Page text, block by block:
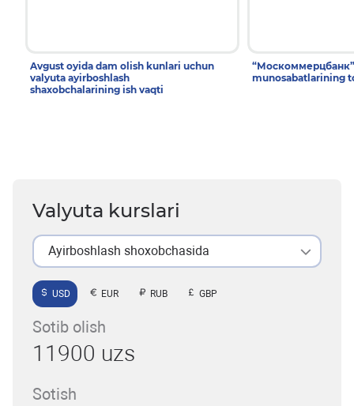
Avgust oyida dam olish kunlari uchun
valyuta ayirboshlash
shaxobchalarining ish vaqti
munosabatlarining
Valyuta kurslari
Ayirboshlash shoxobchasida
USD EUR RUB GBP
Sotib olish
11900 uzs
Sotish